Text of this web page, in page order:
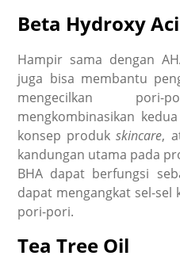
Beta Hydroxy
Hampir sama dengan
juga bisa membantu
mengecilkan
mengkombinasikan
konsep produkskincare,
kandungan utama pada
BHA dapat berfungsi
dapat mengangkat sel-
pori-pori.
Tea Tree Oil